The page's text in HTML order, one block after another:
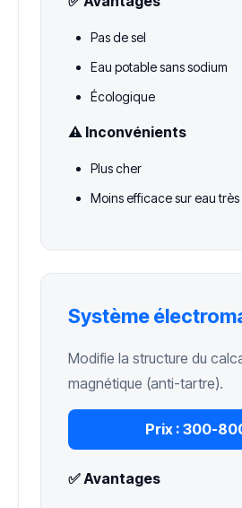
Pas de sel
Eau potable sans sodium
Écologique
⚠️ Inconvénients
Plus cher
Moins efficace sur eau
Système
Modifie la structure du
magnétique (anti-tartre).
Prix : 300-
✅ Avantages